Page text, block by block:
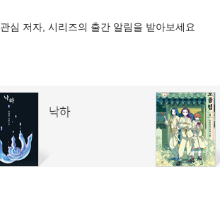
관심 저자, 시리즈의 출간 알림을 받아보세요